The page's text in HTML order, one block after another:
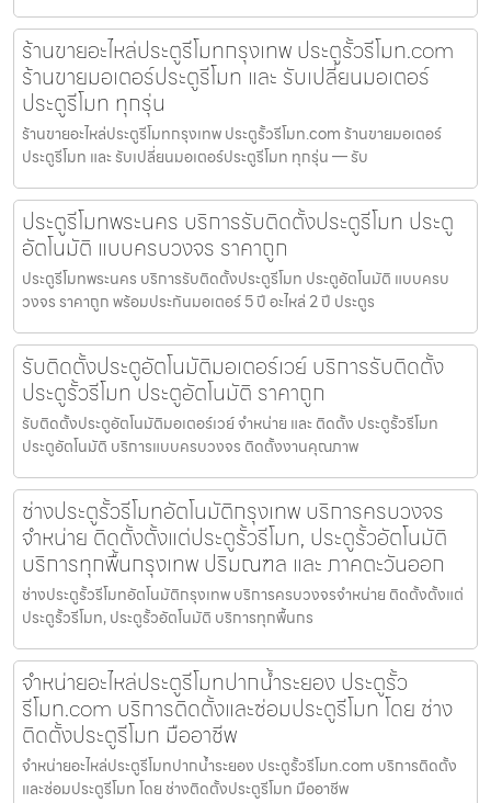
ร้านขายอะไหล่ประตูรีโมทกรุงเทพ ประตูรั้วรีโมท.com
ร้านขายมอเตอร์ประตูรีโมท และ รับเปลี่ยนมอเตอร์
ประตูรีโมท ทุกรุ่น
ร้านขายอะไหล่ประตูรีโมทกรุงเทพ ประตูรั้วรีโมท.com ร้านขายมอเตอร์
ประตูรีโมท และ รับเปลี่ยนมอเตอร์ประตูรีโมท ทุกรุ่น — รับ
ประตูรีโมทพระนคร บริการรับติดตั้งประตูรีโมท ประตู
อัตโนมัติ แบบครบวงจร ราคาถูก
ประตูรีโมทพระนคร บริการรับติดตั้งประตูรีโมท ประตูอัตโนมัติ แบบครบ
วงจร ราคาถูก พร้อมประกันมอเตอร์ 5 ปี อะไหล่ 2 ปี ประตูร
รับติดตั้งประตูอัตโนมัติมอเตอร์เวย์ บริการรับติดตั้ง
ประตูรั้วรีโมท ประตูอัตโนมัติ ราคาถูก
รับติดตั้งประตูอัตโนมัติมอเตอร์เวย์ จำหน่าย และ ติดตั้ง ประตูรั้วรีโมท
ประตูอัตโนมัติ บริการแบบครบวงจร ติดตั้งงานคุณภาพ
ช่างประตูรั้วรีโมทอัตโนมัติกรุงเทพ บริการครบวงจร
จำหน่าย ติดตั้งตั้งแต่ประตูรั้วรีโมท, ประตูรั้วอัตโนมัติ
บริการทุกพื้นกรุงเทพ ปริมณฑล และ ภาคตะวันออก
ช่างประตูรั้วรีโมทอัตโนมัติกรุงเทพ บริการครบวงจรจำหน่าย ติดตั้งตั้งแต่
ประตูรั้วรีโมท, ประตูรั้วอัตโนมัติ บริการทุกพื้นกร
จำหน่ายอะไหล่ประตูรีโมทปากน้ำระยอง ประตูรั้ว
รีโมท.com บริการติดตั้งและซ่อมประตูรีโมท โดย ช่าง
ติดตั้งประตูรีโมท มืออาชีพ
จำหน่ายอะไหล่ประตูรีโมทปากน้ำระยอง ประตูรั้วรีโมท.com บริการติดตั้ง
และซ่อมประตูรีโมท โดย ช่างติดตั้งประตูรีโมท มืออาชีพ